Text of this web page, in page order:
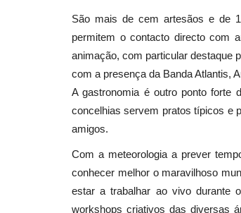
São mais de cem artesãos e de
permitem o contacto directo com
animação, com particular destaque
com a presença da Banda Atlantis,
A gastronomia é outro ponto forte
concelhias servem pratos típicos e
amigos.
Com a meteorologia a prever
conhecer melhor o maravilhoso
estar a trabalhar ao vivo durante
workshops criativos das diversas